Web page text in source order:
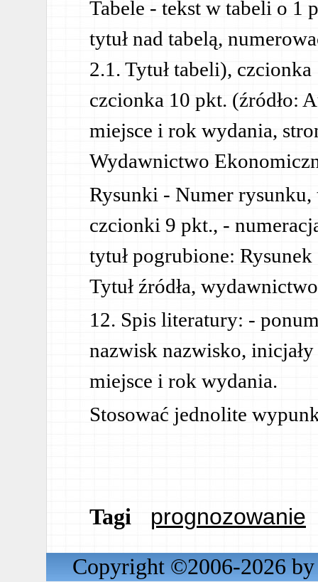
Tabele - tekst w tabeli o 1
tytuł nad tabelą,
2.1. Tytuł tabeli),
czcionka 10 pkt. (źródło:
miejsce i rok wydania,
Wydawnictwo
Rysunki - Numer rysunku,
czcionki 9 pkt., -
tytuł pogrubione:
Tytuł źródła,
12. Spis literatury: -
nazwisk nazwisko,
miejsce i rok wydania.
Stosować jednolite
Tagi prognozowanie
Copyright ©2006-2026